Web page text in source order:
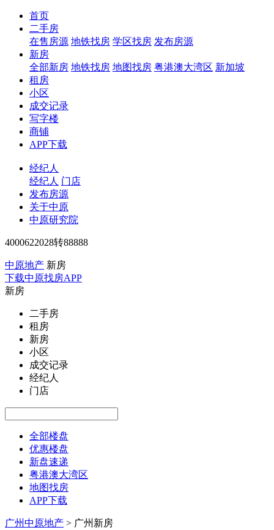
首页
二手房
在售房源 地铁找房 学区找房 发布房源
新房
全部新房 地铁找房 地图找房 粤港澳大湾区 新加坡
租房
小区
成交记录
写字楼
商铺
APP下载
经纪人
经纪人 门店
发布房源
关于中原
中原研究院
4000622028转88888
中原地产 新房
下载中原找房APP
新房
二手房
租房
新房
小区
成交记录
经纪人
门店
全部楼盘
优惠楼盘
新盘速递
粤港澳大湾区
地图找房
APP下载
广州中原地产 > 广州新房